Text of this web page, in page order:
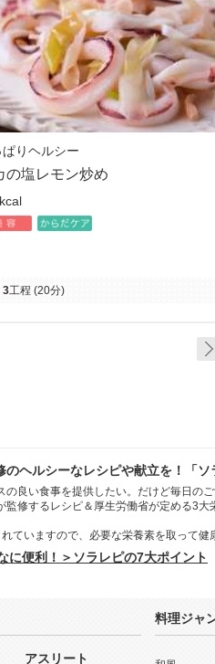
ぱりヘルシー
の塩レモン炒め
3工程 (20分)
ヘルシーなレシピや献立を！「ソ
良い食事を提供したい。だけど毎日の
修するレシピ＆厚生労働省が定める3
ていますので、必要な栄養素を取って健
に便利！＞ソラレピの7大ポイント
アスリート
料理ジャ